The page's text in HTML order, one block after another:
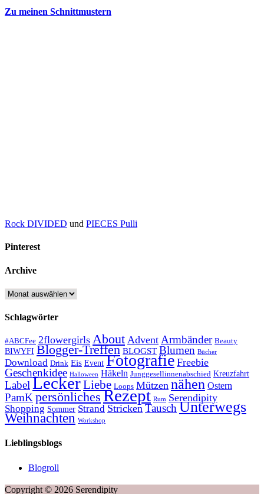
Zu meinen Schnittmustern
Rock DIVIDED und PIECES Pulli
Pinterest
Archive
Archive
Schlagwörter
#ABCFee 2flowergirls About Advent Armbänder Beauty
BIWYFI Blogger-Treffen BLOGST Blumen Bücher
Download Drink Eis Event Fotografie Freebie
Geschenkidee Halloween Häkeln Junggesellinnenabschied Kreuzfahrt
LabelLeckerLiebe Loops Mützen nähen Ostern
PamKpersönliches Rezept Rum Serendipity
Shopping Sommer Strand Stricken TauschUnterwegs
Weihnachten Workshop
Lieblingsblogs
Blogroll
Copyright © 2026 Serendipity